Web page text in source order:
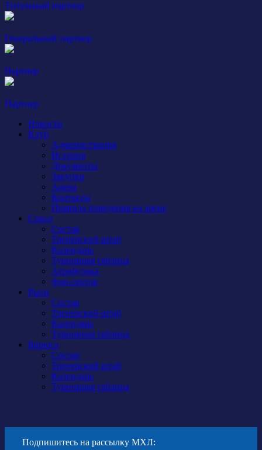
Титульный партнер
Генеральный партнер
Партнер
Партнер
Новости
Клуб
Администрация
История
Документы
Закупки
Арена
Контакты
Правила поведения на арене
Сокол
Состав
Тренерский штаб
Календарь
Турнирная таблица
Атрибутика
Фан-сектор
Рыси
Состав
Тренерский штаб
Календарь
Турнирная таблица
Бирюса
Состав
Тренерский штаб
Календарь
Турнирная таблица
Подпишитесь на рассылку МХЛ: